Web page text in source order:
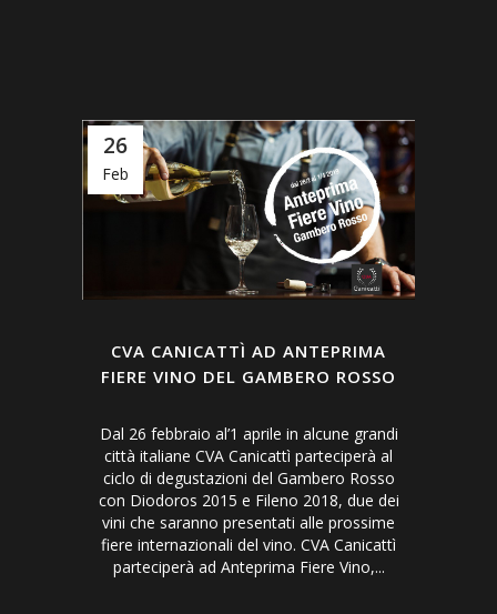
26
Feb
CVA CANICATTÌ AD ANTEPRIMA
FIERE VINO DEL GAMBERO ROSSO
Dal 26 febbraio al’1 aprile in alcune grandi
città italiane CVA Canicattì parteciperà al
ciclo di degustazioni del Gambero Rosso
con Diodoros 2015 e Fileno 2018, due dei
vini che saranno presentati alle prossime
fiere internazionali del vino. CVA Canicattì
parteciperà ad Anteprima Fiere Vino,...